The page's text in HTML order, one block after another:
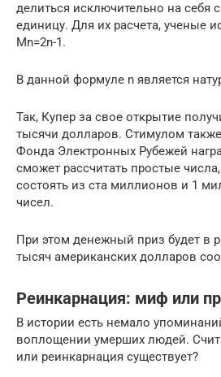
делиться исключительно на себя
единицу. Для их расчета, ученые
Мn=2n-1.
В данной формуле n является
Так, Купер за свое открытие
тысячи долларов. Стимулом
Фонда Электронных Рубежей
сможет рассчитать простые
состоять из ста миллионов и 1
чисел.
При этом денежный приз будет в
тысяч американских долларов
Реинкарнация: миф или
В истории есть немало
воплощении умерших людей.
или реинкарнация существует?